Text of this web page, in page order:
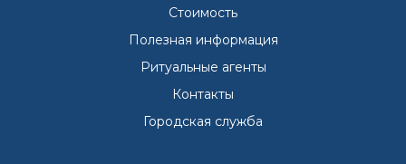
Стоимость
Полезная информация
Ритуальные агенты
Контакты
Городская служба